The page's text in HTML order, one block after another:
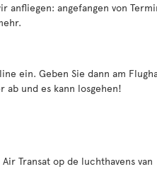
anfliegen: angefangen von
ein. Geben Sie dann am
und es kann losgehen!
Transat op de luchthavens van